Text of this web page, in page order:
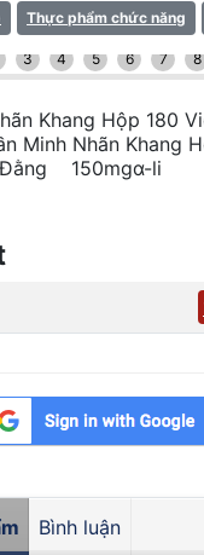
Thực phẩm chức năng
3 4 5 6 7 8
Khang Hộp 180
Minh Nhãn Khang
Đằng 150mgα-li
Bình luận